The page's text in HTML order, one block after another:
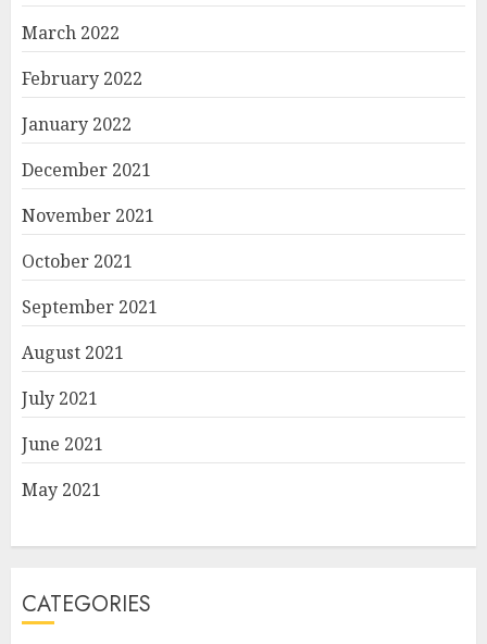
March 2022
February 2022
January 2022
December 2021
November 2021
October 2021
September 2021
August 2021
July 2021
June 2021
May 2021
CATEGORIES